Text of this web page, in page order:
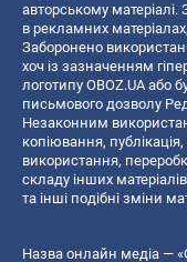
авторському матеріалі.
в рекламних
Заборонено
хоч із зазначенням
логотипу OBOZ.UA або
письмового дозволу
Незаконним
копiювання,
використання,
складу інших
та інші подібні зміни
Назва онлайн медіа —